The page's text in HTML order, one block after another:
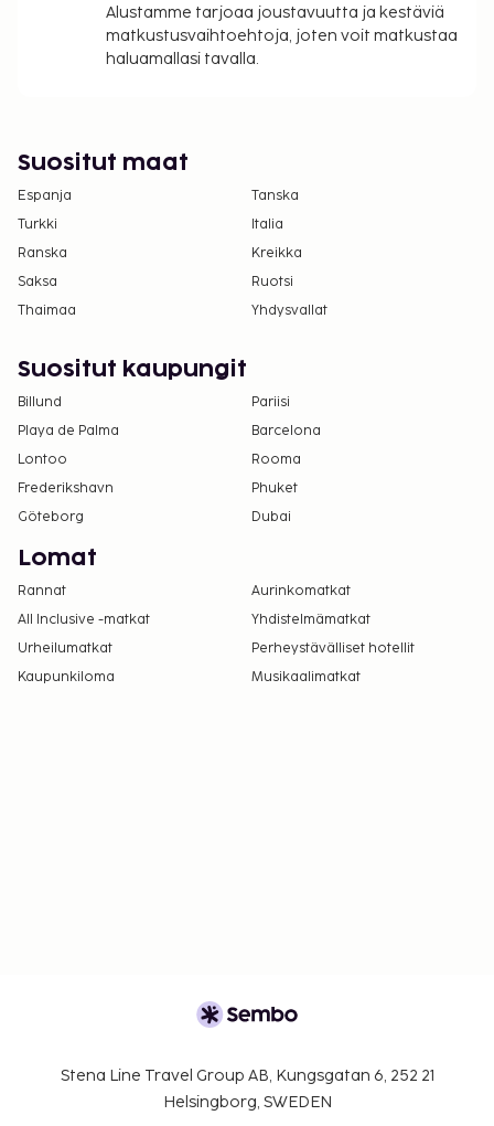
Alustamme tarjoaa joustavuutta ja kestäviä
matkustusvaihtoehtoja, joten voit matkustaa
haluamallasi tavalla.
Suositut maat
Espanja
Tanska
Turkki
Italia
Ranska
Kreikka
Saksa
Ruotsi
Thaimaa
Yhdysvallat
Suositut kaupungit
Billund
Pariisi
Playa de Palma
Barcelona
Lontoo
Rooma
Frederikshavn
Phuket
Göteborg
Dubai
Lomat
Rannat
Aurinkomatkat
All Inclusive -matkat
Yhdistelmämatkat
Urheilumatkat
Perheystävälliset hotellit
Kaupunkiloma
Musikaalimatkat
Stena Line Travel Group AB, Kungsgatan 6, 252 21
Helsingborg, SWEDEN